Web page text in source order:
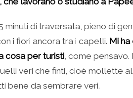
di traversata, pieno di
i fiori ancora tra i capelli. Mi
cosa per turisti , come
veri che finti, cioè mollette
bene da sembrare veri.